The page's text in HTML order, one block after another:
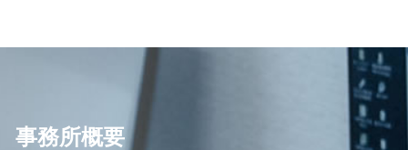
事務所概要